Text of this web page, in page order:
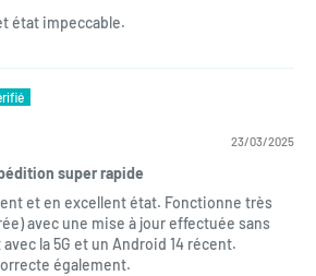
état impeccable.
23/03/2025
super rapide
et en excellent état. Fonctionne très
avec une mise à jour effectuée sans
la 5G et un Android 14 récent.
également.